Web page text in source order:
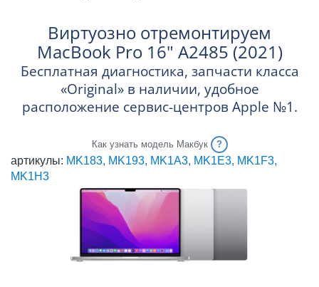
Виртуозно отремонтируем
MacBook Pro 16" А2485 (2021)
Бесплатная диагностика, запчасти класса
«Original» в наличии, удобное
расположение сервис-центров Apple №1.
Как узнать модель Макбук
артикулы: MK183, MK193, MK1A3, MK1E3, MK1F3,
MK1H3